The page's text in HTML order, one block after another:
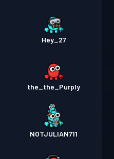
Hey_27
the_the_Purply
NOTJULIAN711